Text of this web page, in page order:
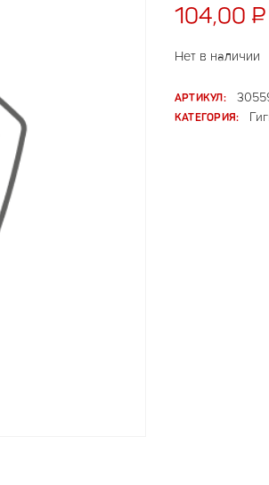
104,00 ₽
Нет в наличии
АРТИКУЛ:
КАТЕГОРИЯ: